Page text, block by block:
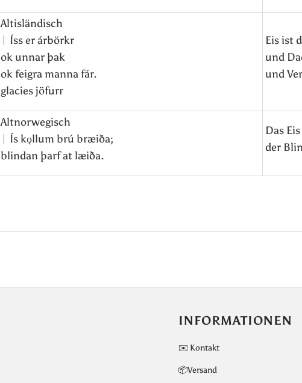
Altisländisch
ᛁ Íss er árbörkr
ok unnar þak
ok feigra manna fár.
glacies jöfurr
Eis ist
und
und
Altnorwegisch
ᛁ Ís kǫllum brú bræiða;
blindan þarf at læiða.
Das
der
INFORMATIONEN
✉️ Kontakt
📦Versand